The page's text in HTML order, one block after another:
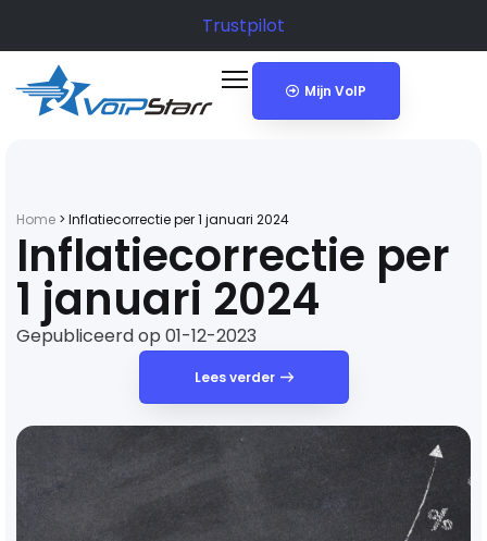
Trustpilot
Mijn VoIP
Home > Inflatiecorrectie per 1 januari 2024
Inflatiecorrectie per
1 januari 2024
Gepubliceerd op 01-12-2023
Lees verder